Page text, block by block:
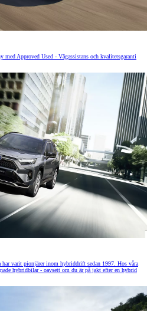
Approved Used - Vägassistans och kvalitetsgaranti
varit pionjärer inom hybriddrift sedan 1997. Hos våra
hybridbilar - oavsett om du är på jakt efter en hybrid